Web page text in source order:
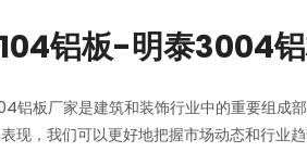
铝板-明泰3004
铝板厂家是建筑和装饰行业中的重要组成
现，我们可以更好地把握市场动态和行业